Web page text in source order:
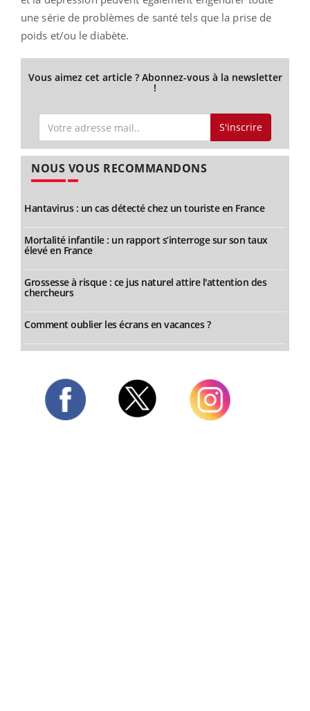
une série de problèmes de santé tels que la prise de
poids et/ou le diabète.
Vous aimez cet article ? Abonnez-vous à la newsletter
!
S'inscrire
NOUS VOUS RECOMMANDONS
Hantavirus : un cas détecté chez un touriste en France
Mortalité infantile : un rapport s’interroge sur son taux
élevé en France
Grossesse à risque : ce jus naturel attire l'attention des
chercheurs
Comment oublier les écrans en vacances ?